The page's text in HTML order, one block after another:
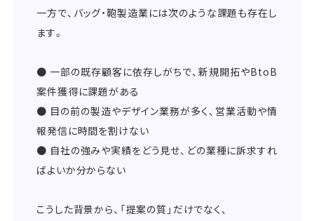
一方で、バッグ・鞄製造業には次のような課題も存在し
ます。
● 一部の既存顧客に依存しがちで、新規開拓やBtoB
案件獲得に課題がある
● 目の前の製造やデザイン業務が多く、営業活動や情
報発信に時間を割けない
● 自社の強みや実績をどう見せ、どの業種に訴求すれ
ばよいか分からない
こうした背景から、「提案の質」だけでなく、